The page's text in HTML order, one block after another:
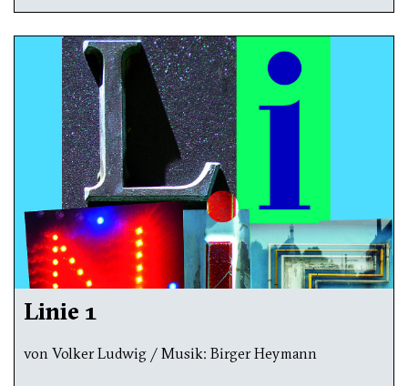
Linie 1
von Volker Ludwig / Musik: Birger Heymann